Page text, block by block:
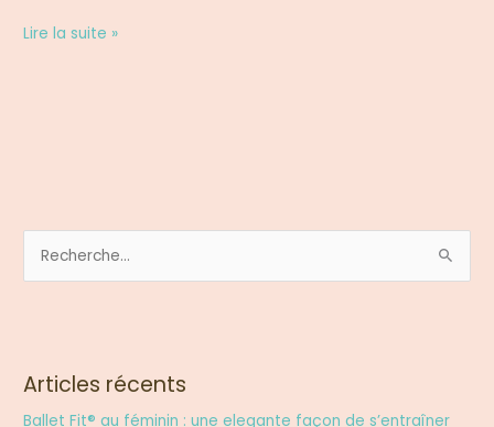
Lire la suite »
e
e
Articles récents
Ballet Fit® au féminin : une elegante façon de s’entraîner